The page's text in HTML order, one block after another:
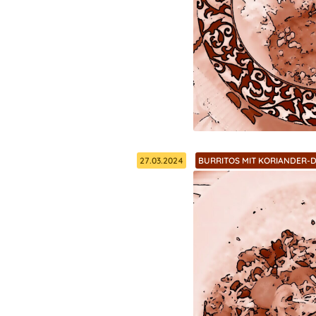
27.03.2024 BURRITOS MIT KORIANDER-